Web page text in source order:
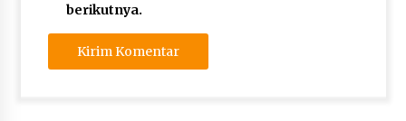
berikutnya.